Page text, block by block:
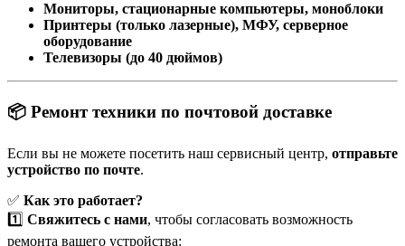
Мониторы, стационарные компьютеры, моноблоки
Принтеры (только лазерные), МФУ, серверное
оборудование
Телевизоры (до 40 дюймов)
📦 Ремонт техники по почтовой доставке
Если вы не можете посетить наш сервисный центр, отправьте
устройство по почте.
✅ Как это работает?
1️⃣ Свяжитесь с нами, чтобы согласовать возможность
ремонта вашего устройства: